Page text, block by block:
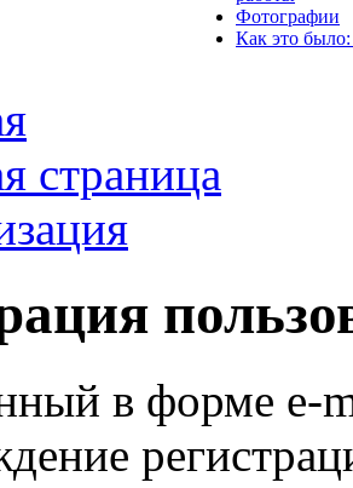
Фотографии
Как это
страница
в форме e-